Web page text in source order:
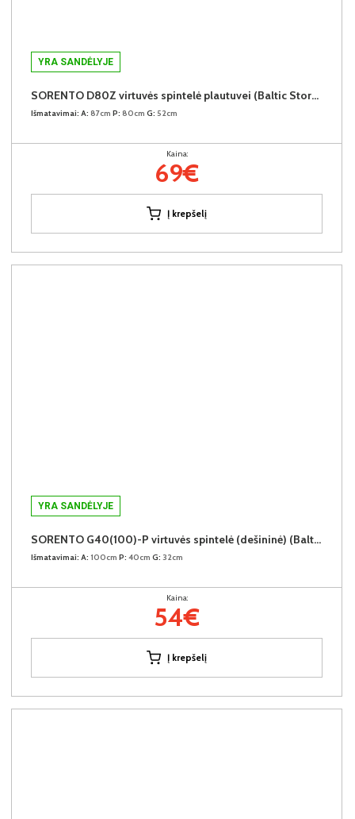
YRA SANDĖLYJE
SORENTO D80Z virtuvės spintelė plautuvei (Baltic Storm/Baltic Storm)
Išmatavimai: A: 87cm P: 80cm G: 52cm
Kaina:
69€
Į krepšelį
YRA SANDĖLYJE
SORENTO G40(100)-P virtuvės spintelė (dešininė) (Baltic Storm/Baltic Storm)
Išmatavimai: A: 100cm P: 40cm G: 32cm
Kaina:
54€
Į krepšelį